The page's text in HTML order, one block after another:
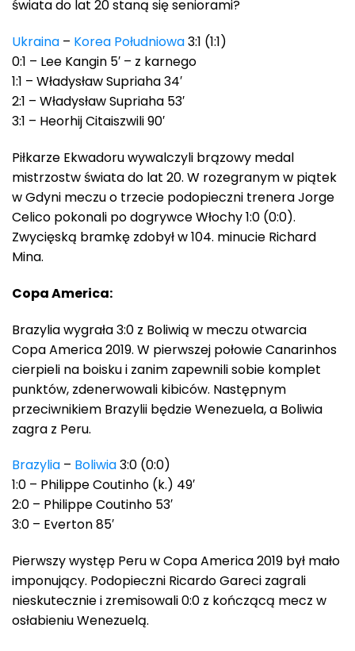
świata do lat 20 staną się seniorami?
Ukraina – Korea Południowa3:1 (1:1)
0:1 – Lee Kangin 5′ – z karnego
1:1 – Władysław Supriaha 34′
2:1 – Władysław Supriaha 53′
3:1 – Heorhij Citaiszwili 90′
Piłkarze Ekwadoru wywalczyli brązowy medal
mistrzostw świata do lat 20. W rozegranym w piątek
w Gdyni meczu o trzecie podopieczni trenera Jorge
Celico pokonali po dogrywce Włochy 1:0 (0:0).
Zwycięską bramkę zdobył w 104. minucie Richard
Mina.
Copa America:
Brazylia wygrała 3:0 z Boliwią w meczu otwarcia
Copa America 2019. W pierwszej połowie Canarinhos
cierpieli na boisku i zanim zapewnili sobie komplet
punktów, zdenerwowali kibiców. Następnym
przeciwnikiem Brazylii będzie Wenezuela, a Boliwia
zagra z Peru.
Brazylia – Boliwia3:0 (0:0)
1:0 – Philippe Coutinho (k.) 49′
2:0 – Philippe Coutinho 53′
3:0 – Everton 85′
Pierwszy występ Peru w Copa America 2019 był mało
imponujący. Podopieczni Ricardo Gareci zagrali
nieskutecznie i zremisowali 0:0 z kończącą mecz w
osłabieniu Wenezuelą.